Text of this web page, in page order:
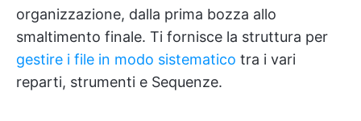
organizzazione, dalla prima bozza allo
smaltimento finale. Ti fornisce la struttura per
gestire i file in modo sistematico tra i vari
reparti, strumenti e Sequenze.